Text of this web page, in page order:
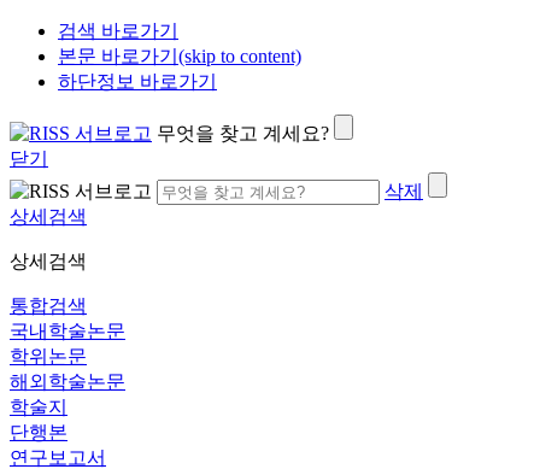
검색 바로가기
본문 바로가기(skip to content)
하단정보 바로가기
무엇을 찾고 계세요?
닫기
삭제
상세검색
상세검색
통합검색
국내학술논문
학위논문
해외학술논문
학술지
단행본
연구보고서